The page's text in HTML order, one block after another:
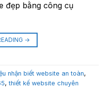
đẹp bằng công cụ
→
nhận biết website an toàn,
,thiết kế website chuyên